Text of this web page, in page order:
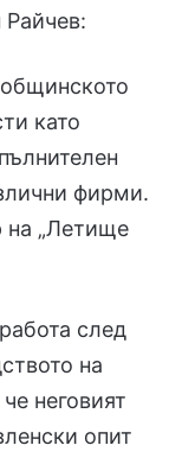
като
фирми.
на „Летище
след
на
неговият
опит